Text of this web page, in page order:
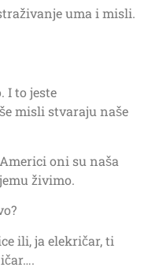
uma i misli.
I to jeste
misli stvaraju naše
oni su naša
živimo.
ili, ja elekričar, ti